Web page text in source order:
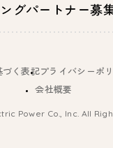
グパートナー募
づく表記プライバシーポ
会社概要
Power Co., Inc. All